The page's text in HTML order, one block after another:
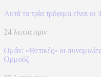
Αυτά τα τρία τρόφιμα είναι οι
24 λεπτά πριν
Ομάν: «Θετικές» οι
Ορμούζ